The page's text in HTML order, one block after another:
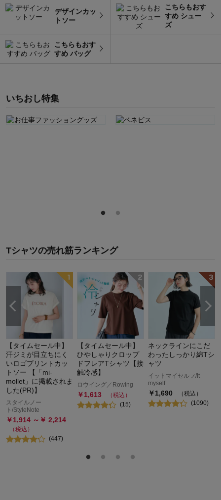
デザインカッ
トソー
こちらもおす
すめ シュー
ズ
こちらもおす
すめ バッグ
いちおし特集
Tシャツの売れ筋ランキング
【タイムセール中】
汗ジミが目立ちにく
いロゴプリントカッ
トソー 【「mi-
mollet」に掲載されま
した(PR)】
スタイルノー
ト/StyleNote
￥1,914 ～￥ 2,214
（税込）
(447)
【タイムセール中】
ひやしゃりクロップ
ドフレアTシャツ【接
触冷感】
ロウイング／Rowing
￥1,613
（税込）
(15)
ネックラインにこだ
わったしっかり綿Tシ
ャツ
イットマイセルフ/It
myself
￥1,690
（税込）
(1090)